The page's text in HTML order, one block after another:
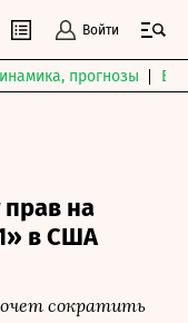
Войти
прогнозы
на
в США
сократить